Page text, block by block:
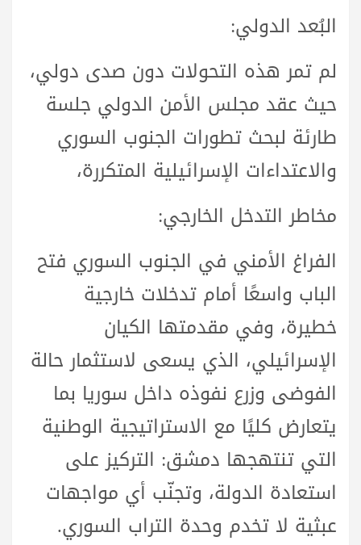
البُعد الدولي:
لم تمر هذه التحولات دون صدى دولي،
حيث عقد مجلس الأمن الدولي جلسة
طارئة لبحث تطورات الجنوب السوري
والاعتداءات الإسرائيلية المتكررة،
مخاطر التدخل الخارجي:
الفراغ الأمني في الجنوب السوري فتح
الباب واسعًا أمام تدخلات خارجية
خطيرة، وفي مقدمتها الكيان
الإسرائيلي، الذي يسعى لاستثمار حالة
الفوضى وزرع نفوذه داخل سوريا بما
يتعارض كليًا مع الاستراتيجية الوطنية
التي تنتهجها دمشق: التركيز على
استعادة الدولة، وتجنّب أي مواجهات
عبثية لا تخدم وحدة التراب السوري.